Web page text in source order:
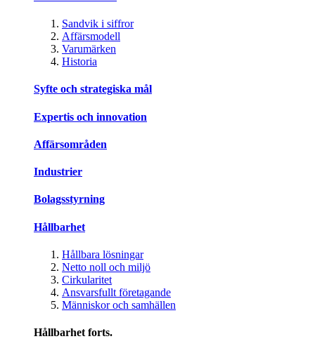
Sandvik i siffror
Affärsmodell
Varumärken
Historia
Syfte och strategiska mål
Expertis och innovation
Affärsområden
Industrier
Bolagsstyrning
Hållbarhet
Hållbara lösningar
Netto noll och miljö
Cirkularitet
Ansvarsfullt företagande
Människor och samhällen
Hållbarhet forts.